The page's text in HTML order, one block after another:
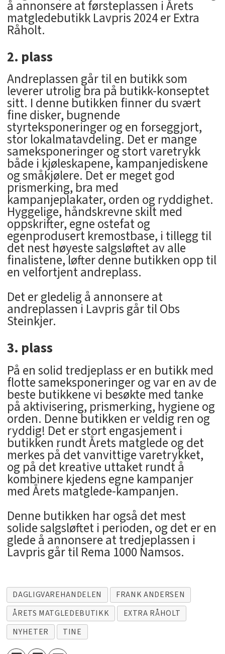
å annonsere at førsteplassen i Årets
matgledebutikk Lavpris 2024 er Extra
Råholt.
2. plass
Andreplassen går til en butikk som
leverer utrolig bra på butikk-konseptet
sitt. I denne butikken finner du svært
fine disker, bugnende
styrteksponeringer og en forseggjort,
stor lokalmatavdeling. Det er mange
sameksponeringer og stort varetrykk
både i kjøleskapene, kampanjediskene
og småkjølere. Det er meget god
prismerking, bra med
kampanjeplakater, orden og ryddighet.
Hyggelige, håndskrevne skilt med
oppskrifter, egne ostefat og
egenprodusert kremostbase, i tillegg til
det nest høyeste salgsløftet av alle
finalistene, løfter denne butikken opp til
en velfortjent andreplass.
Det er gledelig å annonsere at
andreplassen i Lavpris går til Obs
Steinkjer.
3. plass
På en solid tredjeplass er en butikk med
flotte sameksponeringer og var en av de
beste butikkene vi besøkte med tanke
på aktivisering, prismerking, hygiene og
orden. Denne butikken er veldig ren og
ryddig! Det er stort engasjement i
butikken rundt Årets matglede og det
merkes på det vanvittige varetrykket,
og på det kreative uttaket rundt å
kombinere kjedens egne kampanjer
med Årets matglede-kampanjen.
Denne butikken har også det mest
solide salgsløftet i perioden, og det er en
glede å annonsere at tredjeplassen i
Lavpris går til Rema 1000 Namsos.
DAGLIGVAREHANDELEN
FRANK ANDERSEN
ÅRETS MATGLEDEBUTIKK
EXTRA RÅHOLT
NYHETER
TINE